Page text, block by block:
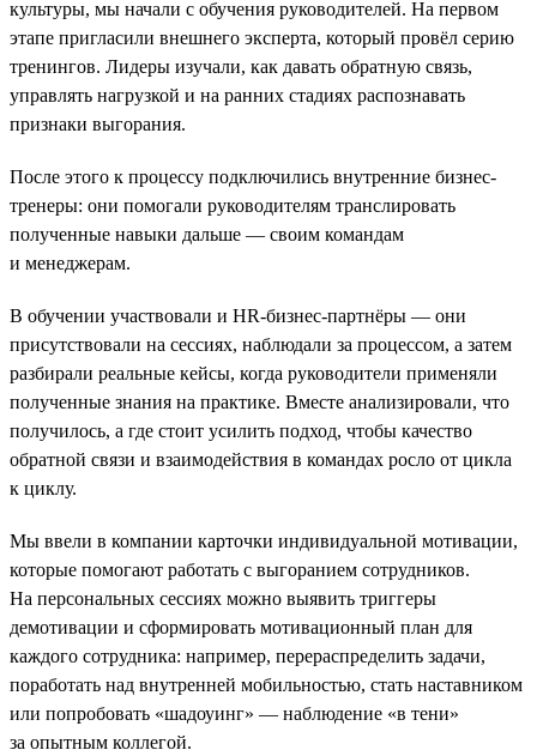
культуры, мы начали с обучения руководителей. На первом
этапе пригласили внешнего эксперта, который провёл серию
тренингов. Лидеры изучали, как давать обратную связь,
управлять нагрузкой и на ранних стадиях распознавать
признаки выгорания.
После этого к процессу подключились внутренние бизнес-
тренеры: они помогали руководителям транслировать
полученные навыки дальше — своим командам
и менеджерам.
В обучении участвовали и HR-бизнес-партнёры — они
присутствовали на сессиях, наблюдали за процессом, а затем
разбирали реальные кейсы, когда руководители применяли
полученные знания на практике. Вместе анализировали, что
получилось, а где стоит усилить подход, чтобы качество
обратной связи и взаимодействия в командах росло от цикла
к циклу.
Мы ввели в компании карточки индивидуальной мотивации,
которые помогают работать с выгоранием сотрудников.
На персональных сессиях можно выявить триггеры
демотивации и сформировать мотивационный план для
каждого сотрудника: например, перераспределить задачи,
поработать над внутренней мобильностью, стать наставником
или попробовать «шадоуинг» — наблюдение «в тени»
за опытным коллегой.